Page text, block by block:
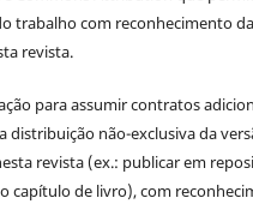
trabalho com reconhecimento
revista.
para assumir contratos
distribuição não-exclusiva da
revista (ex.: publicar em
capítulo de livro), com